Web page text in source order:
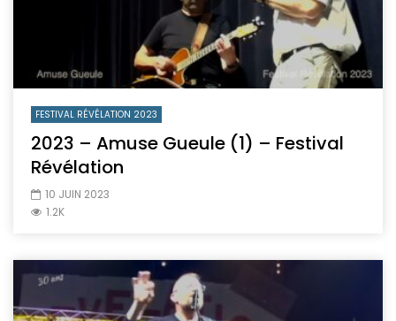
FESTIVAL RÉVÉLATION 2023
2023 – Amuse Gueule (1) – Festival
Révélation
10 JUIN 2023
1.2K